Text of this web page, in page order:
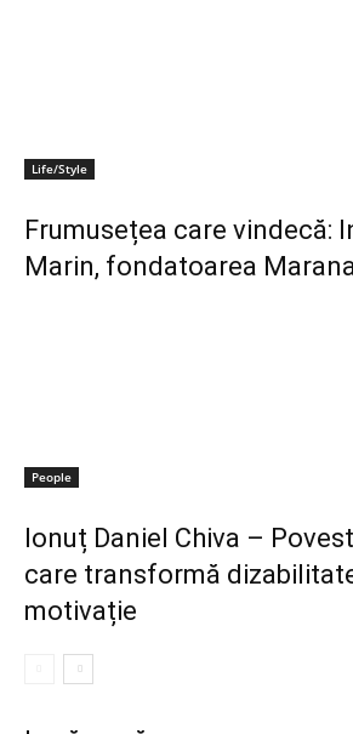
Life/Style
Frumusețea care vindecă:
Marin, fondatoarea
People
Ionuț Daniel Chiva –
care transformă
motivație